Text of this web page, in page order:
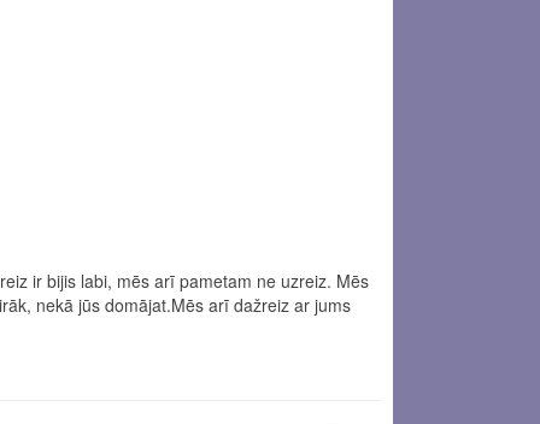
ir bijis labi, mēs arī pametam ne uzreiz. Mēs
nekā jūs domājat.Mēs arī dažreiz ar jums